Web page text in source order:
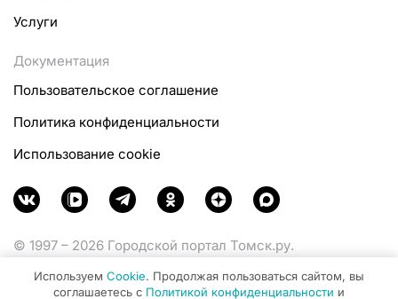
Услуги
Документация
Пользовательское соглашение
Политика конфиденциальности
Использование cookie
© 1997 – 2026 Городской портал Томск.ру.
Министерства цифрового развития, связи и массовых
Используем Cookie. Продолжая пользоваться сайтом, вы
соглашаетесь с Политикой конфиденциальности и